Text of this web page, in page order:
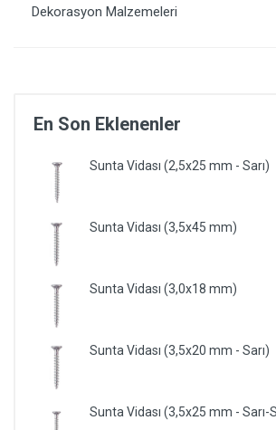
Dekorasyon Malzemeleri
En Son Eklenenler
Sunta Vidası (2,5x25 mm - Sarı)
Sunta Vidası (3,5x45 mm)
Sunta Vidası (3,0x18 mm)
Sunta Vidası (3,5x20 mm - Sarı)
Sunta Vidası (3,5x25 mm - Sarı-